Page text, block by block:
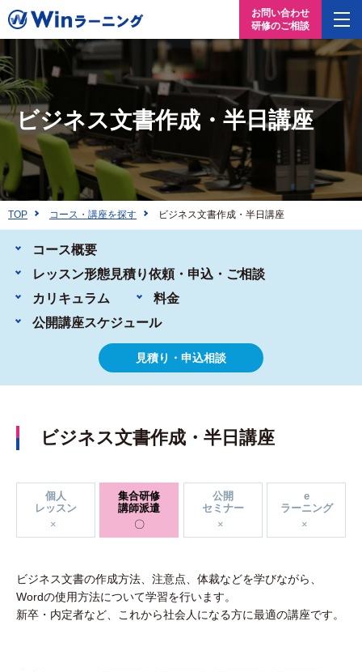
お問い合わせ
研修のご相談
ビジネス文書作成・半日講座
TOP コース・講座を探す ビジネス文書作成・半日講座
コース概要
レッスン形態見積り依頼・申込・ご相談
カリキュラム
料金
公開講座スケジュール
見積り・申込相談
ビジネス文書作成・半日講座
個人
レッスン
集合研修
講師派遣
公開
セミナー
e
ラーニング
ビジネス文書の作成方法、注意点、体裁などを学びながら、
Wordの使用方法について学習を行います。
新卒・内定者など、これから社会人になる方に最適の講座です。